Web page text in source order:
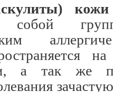
собой
а так же